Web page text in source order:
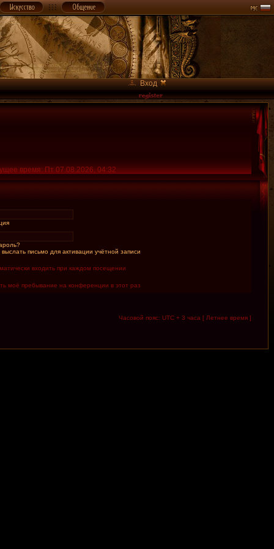
Вход
время: Пт 07.08.2026, 04:32
письмо для активации учётной записи
входить при каждом посещении
моё пребывание на конференции в этот раз
Часовой пояс: UTC + 3 часа [ Летнее время ]